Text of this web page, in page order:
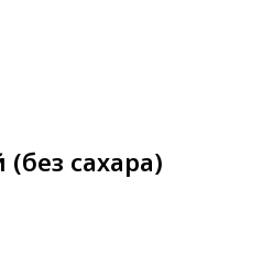
сахара)